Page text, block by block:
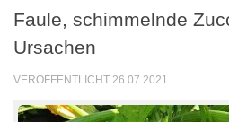
Faule, schimmelnde
Ursachen
VERÖFFENTLICHT 26.07.2021